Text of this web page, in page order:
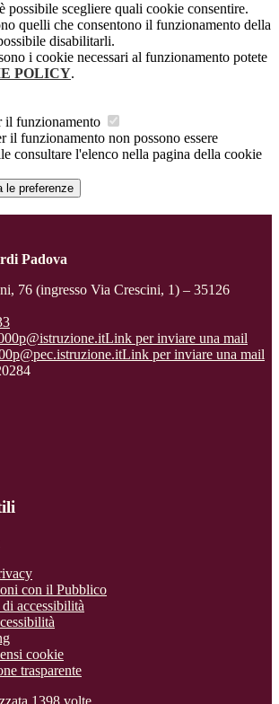
possibile scegliere quali cookie consentire.
quelli che consentono il funzionamento della
disabilitarli.
i cookie necessari al funzionamento potete
POLICY.
il funzionamento
il funzionamento non possono essere
consultare l'elenco nella pagina della cookie
le preferenze
Padova
76 (ingresso Via Crescini, 1) – 35126
Link per inviare una mail
Link per inviare una mail
con il Pubblico
accessibilità
cookie
trasparente